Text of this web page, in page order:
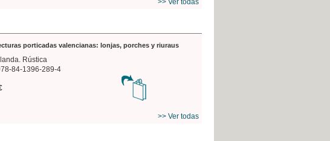
>> Ver todas
porticadas valencianas: lonjas, porches y riuraus
Rústica
84-1396-289-4
>> Ver todas